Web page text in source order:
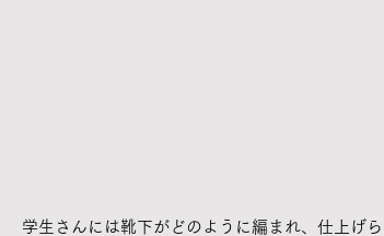
学生さんには靴下がどのように編まれ、仕上げ